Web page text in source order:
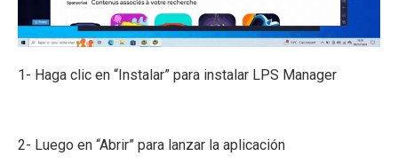
1- Haga clic en “Instalar” para instalar LPS Manager
2- Luego en “Abrir” para lanzar la aplicación